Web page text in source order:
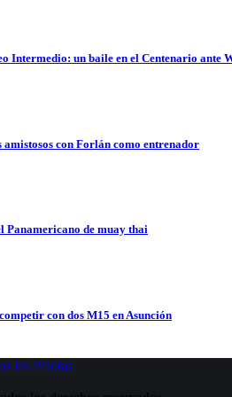
Intermedio: un baile en el Centenario ante
con Forlán como entrenador
Panamericano de muay thai
con dos M15 en Asunción